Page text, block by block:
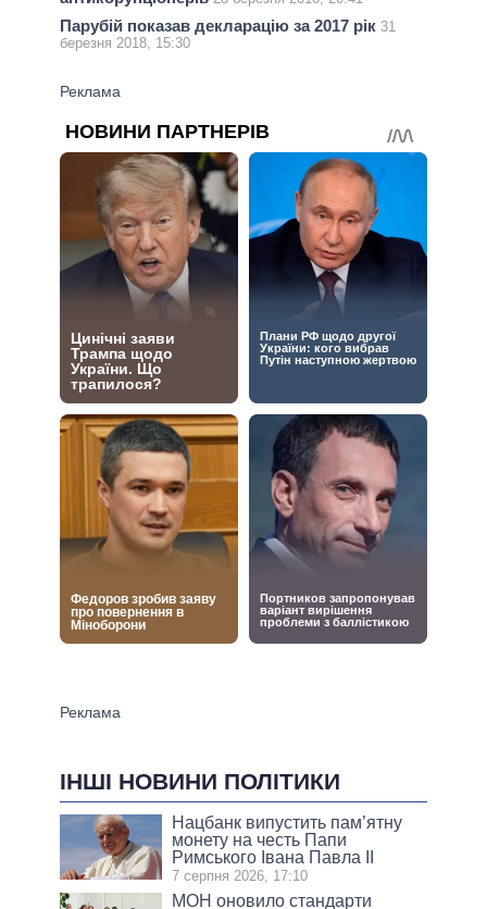
Парубій показав декларацію за 2017 рік 31
березня 2018, 15:30
ІНШІ НОВИНИ ПОЛІТИКИ
Нацбанк випустить пам’ятну
монету на честь Папи
Римського Івана Павла II
7 серпня 2026, 17:10
МОН оновило стандарти